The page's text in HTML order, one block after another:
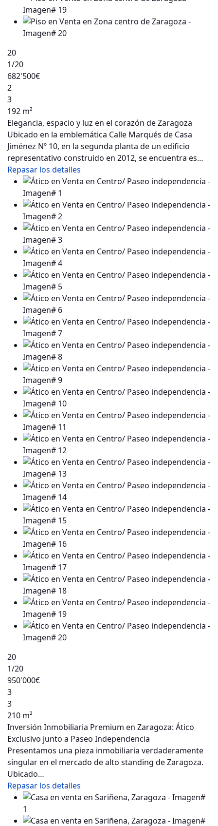
20
1/20
682'500€
2
3
192 m²
Elegancia, espacio y luz en el corazón de Zaragoza
Ubicado en la emblemática Calle Marqués de Casa
Jiménez Nº 10, en la segunda planta de un edificio
representativo construido en 2012, se encuentra es…
Repasar los detalles
20
1/20
950'000€
3
3
210 m²
Inversión Inmobiliaria Premium en Zaragoza: Ático
Exclusivo junto a Paseo Independencia
Presentamos una pieza inmobiliaria verdaderamente
singular en el mercado de alto standing de Zaragoza.
Ubicado…
Repasar los detalles